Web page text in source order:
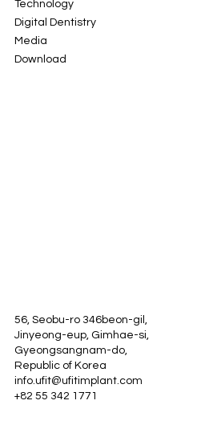
Technology
Digital Dentistry
Media
Download
56, Seobu-ro 346beon-gil,
Jinyeong-eup, Gimhae-si,
Gyeongsangnam-do,
Republic of Korea
info.ufit@ufitimplant.com
+82 55 342 1771